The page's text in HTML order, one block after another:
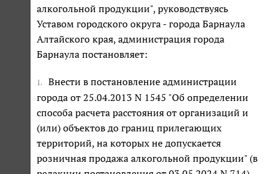
алкогольной продукции", руководствуясь
Уставом городского округа - города Барнаула
Алтайского края, администрация города
Барнаула постановляет:
1.
Внести в постановление администрации
города от 25.04.2013 N 1545 "Об определении
способа расчета расстояния от организаций и
(или) объектов до границ прилегающих
территорий, на которых не допускается
розничная продажа алкогольной продукции" (в